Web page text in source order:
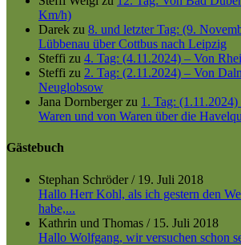
Km/h)
Darek zu 8. und letzter Tag: (9.
Lübbenau über Cottbus nach Leipzig
Steffi zu 4. Tag: (4.11.2024) – Von
Steffi zu 2. Tag: (2.11.2024) – Von
Neuglobsow
Jana Dornbergerzu 1. Tag:
Waren und von Waren über die
Gästebuch
Stephan Schröder/ 19. Juli 2018
Hallo Herr Kohl, als ich gestern den
habe,...
Kathrin und Thomas / 15. Juli 2018
Hallo Wolfgang, wir versuchen schon